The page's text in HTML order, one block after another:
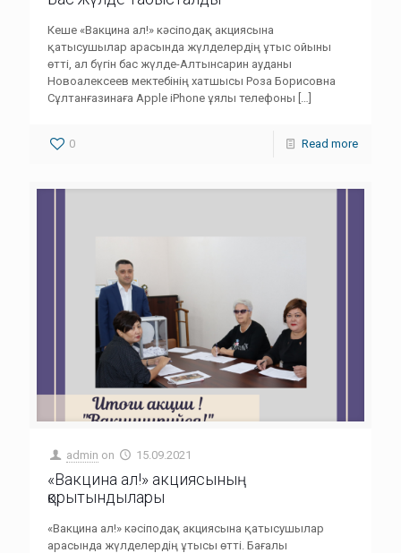
Кеше «Вакцина ал!» кәсіподақ акциясына
қатысушылар арасында жүлделердің ұтыс ойыны
өтті, ал бүгін бас жүлде-Алтынсарин ауданы
Новоалексеев мектебінің хатшысы Роза Борисовна
Сұлтанғазинаға Apple iPhone ұялы телефоны […]
0 Read more
admin on 15.09.2021
«Вакцина ал!» акциясының
қорытындылары
«Вакцина ал!» кәсіподақ акциясына қатысушылар
арасында жүлделердің ұтысы өтті. Бағалы